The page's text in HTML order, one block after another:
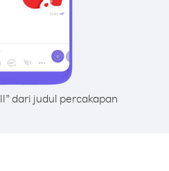
dari judul percakapan